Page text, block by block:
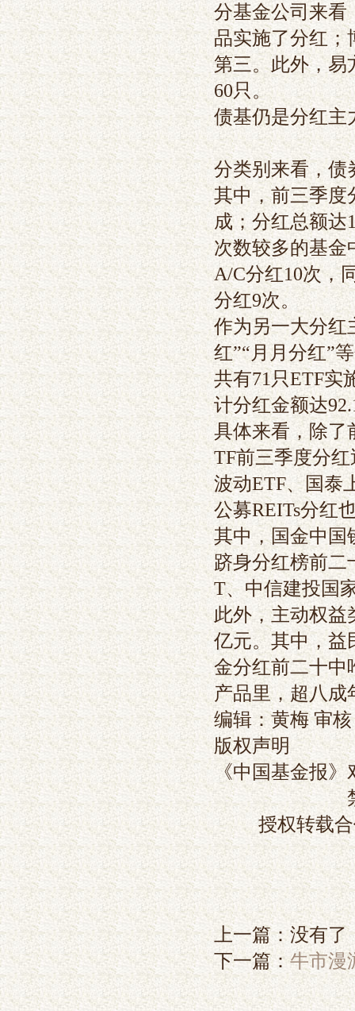
分基金公司来看
品实施了分红；
第三。此外，易
60只。
债基仍是分红主
分类别来看，债
其中，前三季度
成；分红总额达
次数较多的基金
A/C分红10次，
分红9次。
作为另一大分红
红”“月月分红”
共有71只ETF实
计分红金额达
具体来看，除了
TF前三季度分
波动ETF、国泰
公募REITs分红
其中，国金中国
跻身分红榜前二
T、中信建投国
此外，主动权益
亿元。其中，益
金分红前二十中
产品里，超八成
编辑：黄梅 审
版权声明
《中国基金报
授权转载
上一篇：没有了
下一篇：牛市漫